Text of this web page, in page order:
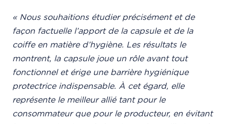
« Nous souhaitions étudier précisément et de
façon factuelle l’apport de la capsule et de la
coiffe en matière d’hygiène. Les résultats le
montrent, la capsule joue un rôle avant tout
fonctionnel et érige une barrière hygiénique
protectrice indispensable. À cet égard, elle
représente le meilleur allié tant pour le
consommateur que pour le producteur, en évitant